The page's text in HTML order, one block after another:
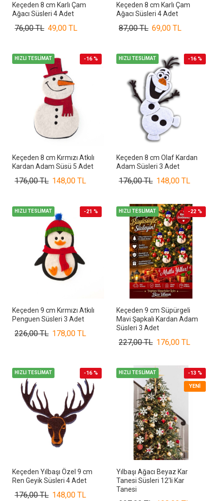
Keçeden 8 cm Karlı Çam
Ağacı Süsleri 4 Adet
49,00 TL
76,00 TL
Keçeden 8 cm Karlı Çam
Ağacı Süsleri 4 Adet
69,00 TL
87,00 TL
HIZLI TESLİMAT -16 %
Keçeden 8 cm Kırmızı Atkılı
Kardan Adam Süsü 5 Adet
148,00 TL
176,00 TL
HIZLI TESLİMAT -16 %
Keçeden 8 cm Olaf Kardan
Adam Süsleri 3 Adet
148,00 TL
176,00 TL
HIZLI TESLİMAT -21 %
Keçeden 9 cm Kırmızı Atkılı
Penguen Süsleri 3 Adet
178,00 TL
226,00 TL
HIZLI TESLİMAT -22 %
Keçeden 9 cm Süpürgeli
Mavi Şapkalı Kardan Adam
Süsleri 3 Adet
176,00 TL
227,00 TL
HIZLI TESLİMAT -16 %
Keçeden Yılbaşı Özel 9 cm
Ren Geyik Süsleri 4 Adet
148,00 TL
176,00 TL
HIZLI TESLİMAT
YENI
-13 %
Yılbaşı Ağacı Beyaz Kar
Tanesi Süsleri 12'li Kar
Tanesi